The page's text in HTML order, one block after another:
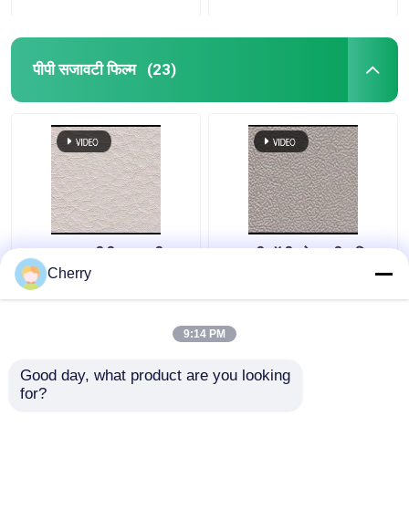
पीपी सजावटी फिल्म (23)
OEM चपटा पीपी सजावटी
फिल्म शुद्ध रंग श्रृंखला दरार
अनाज
सजावटी पॉलीप्रोपाइलीन फिल्म
Cherry
9:14 PM
Good day, what product are you looking
for?